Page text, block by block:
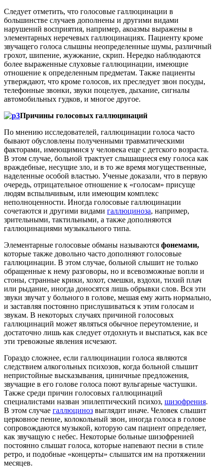
Следует отметить, что голосовые галлюцинации в
большинстве случаев дополнены и другими видами
нарушений восприятия, например, акоазмы выражены в
элементарных неречевых галлюцинациях. Пациенту кроме
звучащего голоса слышны неопределенные шумы, различный
грохот, шипение, жужжание, скрип. Нередко наблюдаются
более выраженные слуховые галлюцинации, имеющие
отношение к определенным предметам. Также пациенты
утверждают, что кроме голосов, их преследует звон посуды,
телефонные звонки, звуки поцелуев, дыхание, сигналы
автомобильных гудков, и многое другое.
Причины голосовых галлюцинаций
По мнению исследователей, галлюцинации голоса часто
бывают обусловлены полученными травматическими
факторами, имеющимися у человека еще с детского возраста.
В этом случае, больной трактует слышащиеся ему голоса как
враждебные, несущие зло, и в то же время могущественные,
наделенные особой властью. Ученые доказали, что в первую
очередь, отрицательное отношение к «голосам» присуще
людям вспыльчивым, или имеющим комплекс
неполноценности. Иногда голосовые галлюцинации
сочетаются и другими видами галлюциноза, например,
зрительными, тактильными, а также дополняются
галлюцинациями музыкального типа.
Элементарные голосовые обманы называются фонемами,
которые также довольно часто дополняют голосовые
галлюцинации. В этом случае, больной слышит не только
обращенные к нему разговоры, но и всевозможные вопли и
стоны, странные крики, хохот, смешки, вздохи, тихий плач
или рыдание, иногда доносятся лишь обрывки слов. Вся эти
звуки звучат у больного в голове, мешая ему жить нормально,
и заставляя постоянно прислушиваться к этим голосам и
звукам. В некоторых случаях причиной голосовых
галлюцинаций может являться обычное переутомление, и
достаточно лишь как следует отдохнуть и выспаться, как все
эти тревожные явления исчезают.
Гораздо сложнее, если галлюцинации голоса являются
следствием алкогольных психозов, когда больной слышит
непристойные высказывания, циничные предложения,
звучащие в его голове голоса поют вульгарные частушки.
Также среди причин голосовых галлюцинаций
специалистами назван эпилептический психоз, шизофрения.
В этом случае галлюциноз выглядит иначе. Человек слышит
церковное пение, колокольный звон, иногда голоса в голове
сопровождаются музыкой, которую сам пациент определяет,
как звучащую с небес. Некоторые больные шизофренией
постоянно слышат голоса, которые напевают песни в стиле
ретро, и подобные «концерты» слышатся им на протяжении
месяцев.